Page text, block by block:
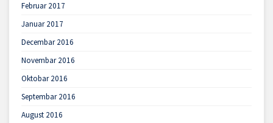
Februar 2017
Januar 2017
Decembar 2016
Novembar 2016
Oktobar 2016
Septembar 2016
August 2016